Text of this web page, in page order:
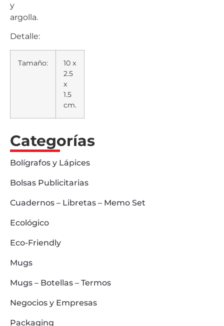
y
argolla.
Detalle:
Tamaño:
10 x
2.5
x
1.5
cm.
Categorías
Bolígrafos y Lápices
Bolsas Publicitarias
Cuadernos – Libretas – Memo Set
Ecológico
Eco-Friendly
Mugs
Mugs – Botellas – Termos
Negocios y Empresas
Packaging